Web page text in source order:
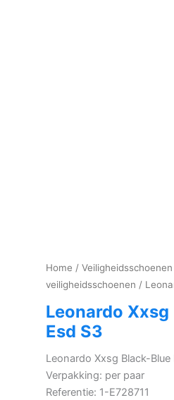
Home / Veiligheidsschoenen
veiligheidsschoenen /
Leonardo
Esd S3
Leonardo Xxsg Black-Blue
Verpakking: per paar
Referentie: 1-E728711